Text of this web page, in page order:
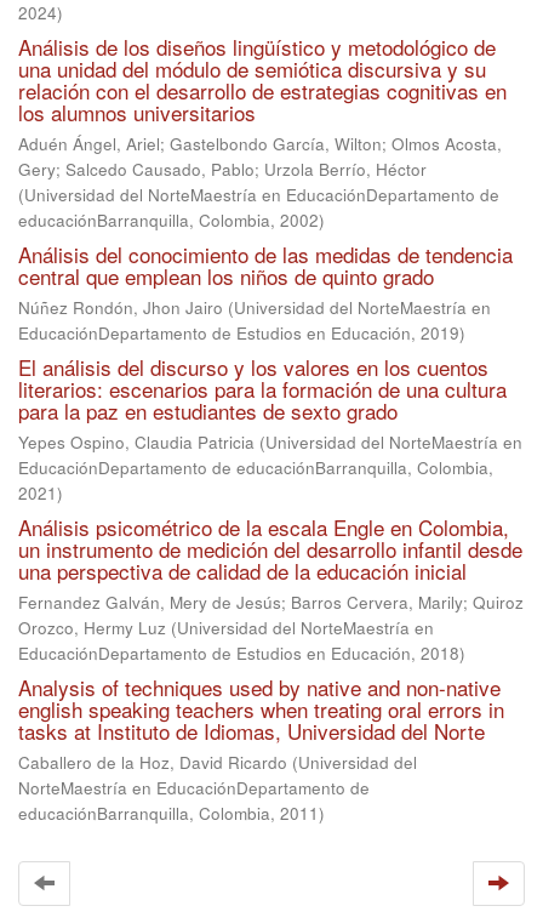
2024)
Análisis de los diseños lingüístico y metodológico de
una unidad del módulo de semiótica discursiva y su
relación con el desarrollo de estrategias cognitivas en
los alumnos universitarios
Aduén Ángel, Ariel; Gastelbondo García, Wilton; Olmos Acosta,
Gery; Salcedo Causado, Pablo; Urzola Berrío, Héctor
(Universidad del NorteMaestría en EducaciónDepartamento de
educaciónBarranquilla, Colombia, 2002)
Análisis del conocimiento de las medidas de tendencia
central que emplean los niños de quinto grado
Núñez Rondón, Jhon Jairo (Universidad del NorteMaestría en
EducaciónDepartamento de Estudios en Educación, 2019)
El análisis del discurso y los valores en los cuentos
literarios: escenarios para la formación de una cultura
para la paz en estudiantes de sexto grado
Yepes Ospino, Claudia Patricia (Universidad del NorteMaestría en
EducaciónDepartamento de educaciónBarranquilla, Colombia,
2021)
Análisis psicométrico de la escala Engle en Colombia,
un instrumento de medición del desarrollo infantil desde
una perspectiva de calidad de la educación inicial
Fernandez Galván, Mery de Jesús; Barros Cervera, Marily; Quiroz
Orozco, Hermy Luz (Universidad del NorteMaestría en
EducaciónDepartamento de Estudios en Educación, 2018)
Analysis of techniques used by native and non-native
english speaking teachers when treating oral errors in
tasks at Instituto de Idiomas, Universidad del Norte
Caballero de la Hoz, David Ricardo (Universidad del
NorteMaestría en EducaciónDepartamento de
educaciónBarranquilla, Colombia, 2011)